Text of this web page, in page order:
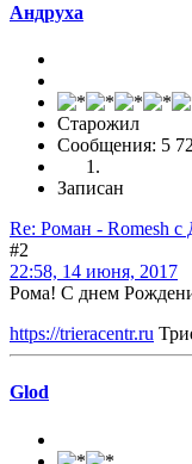
Андруха
Старожил
Сообщения: 5
Записан
Re: Роман - Romesh с
#2
22:58, 14 июня, 2017
Рома! С днем
https://trieracentr.ru
Glod